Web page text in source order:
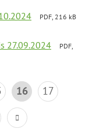
PDF, 216 kB
27.09.2024
PDF,
16
17